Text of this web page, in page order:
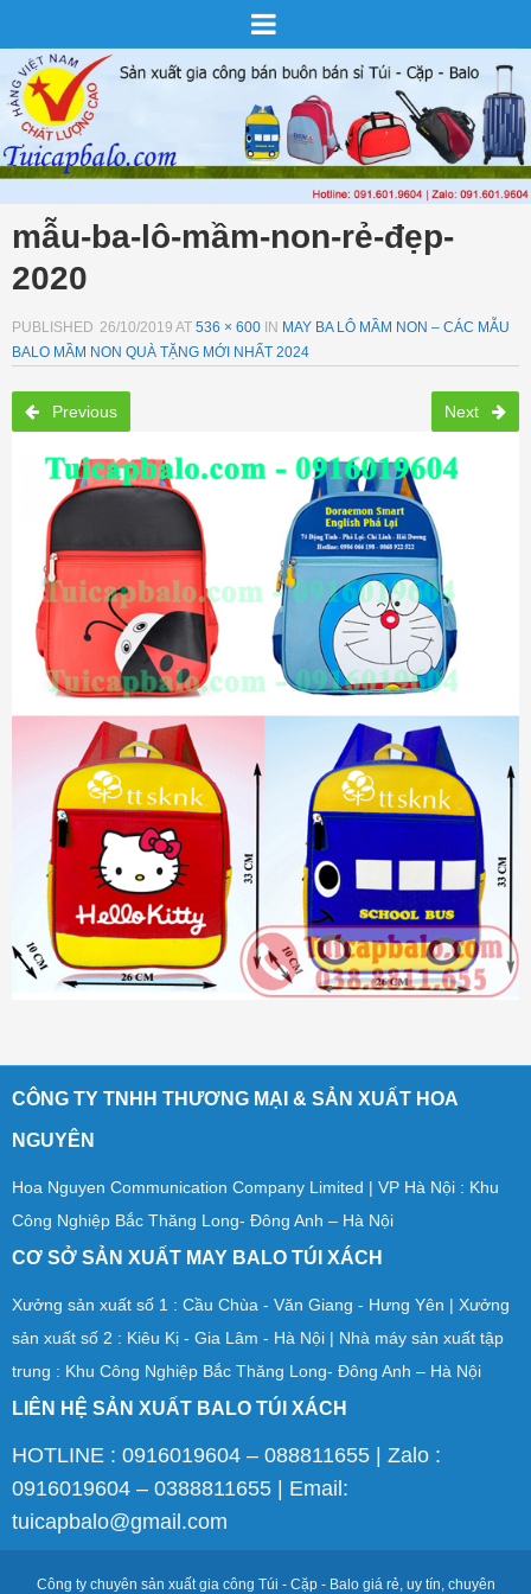
mẫu-ba-lô-mầm-non-rẻ-đẹp-
2020
PUBLISHED 26/10/2019 AT 536 × 600 IN MAY BA LÔ MẦM NON – CÁC MẪU
BALO MẦM NON QUÀ TẶNG MỚI NHẤT 2024
Previous Next
CÔNG TY TNHH THƯƠNG MẠI & SẢN XUẤT HOA
NGUYÊN
Hoa Nguyen Communication Company Limited | VP Hà Nội : Khu
Công Nghiệp Bắc Thăng Long- Đông Anh – Hà Nội
CƠ SỞ SẢN XUẤT MAY BALO TÚI XÁCH
Xưởng sản xuất số 1 : Cầu Chùa - Văn Giang - Hưng Yên | Xưởng
sản xuất số 2 : Kiêu Kị - Gia Lâm - Hà Nội | Nhà máy sản xuất tập
trung : Khu Công Nghiệp Bắc Thăng Long- Đông Anh – Hà Nội
LIÊN HỆ SẢN XUẤT BALO TÚI XÁCH
HOTLINE : 0916019604 – 088811655 | Zalo :
0916019604 – 0388811655 | Email:
tuicapbalo@gmail.com
Công ty chuyên sản xuất gia công Túi - Cặp - Balo giá rẻ, uy tín, chuyên